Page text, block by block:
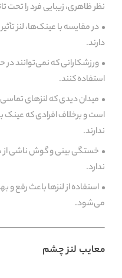
نظر ظاهری، زیبایی فرد را تحت
در مقایسه با عینک‌ها، لنز
دارند.
ورزشکارانی که نمی‌توانند در
استفاده کنند.
میدان دیدی که لنزهای
است و برخلاف افرادی که عینک
ندارند.
خستگی بینی و گوش ناشی از
ندارد.
استفاده از لنزها باعث رفع
می‌شود.
معایب لنز چشم